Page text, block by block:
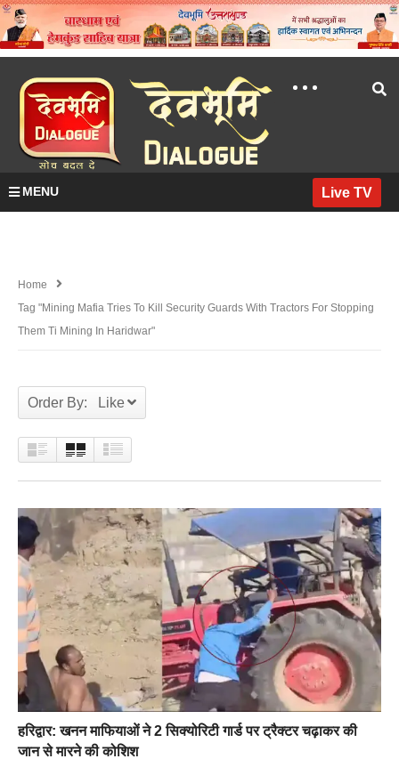
MENU Live TV
Home
Tag "mining Mafia Tries To Kill Security Guards With Tractors For Stopping
Them Ti Mining In Haridwar"
Order By: Like
हरिद्वार: खनन माफियाओं ने 2 सिक्योरिटी गार्ड पर ट्रैक्टर चढ़ाकर की
जान से मारने की कोशिश